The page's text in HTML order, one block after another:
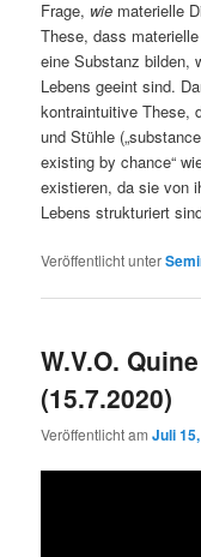
Frage, wie materielle
These, dass
eine Substanz bilden,
Lebens geeint sind.
kontraintuitive These,
und Stühle
existing by chance“
existieren, da sie von
Lebens strukturiert
Veröffentlicht unter
W.V.O.
(15.7.2020)
Veröffentlicht amJuli